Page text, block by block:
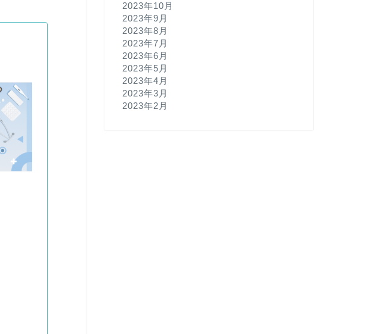
2023年10月
2023年9月
2023年8月
2023年7月
2023年6月
2023年5月
2023年4月
2023年3月
2023年2月